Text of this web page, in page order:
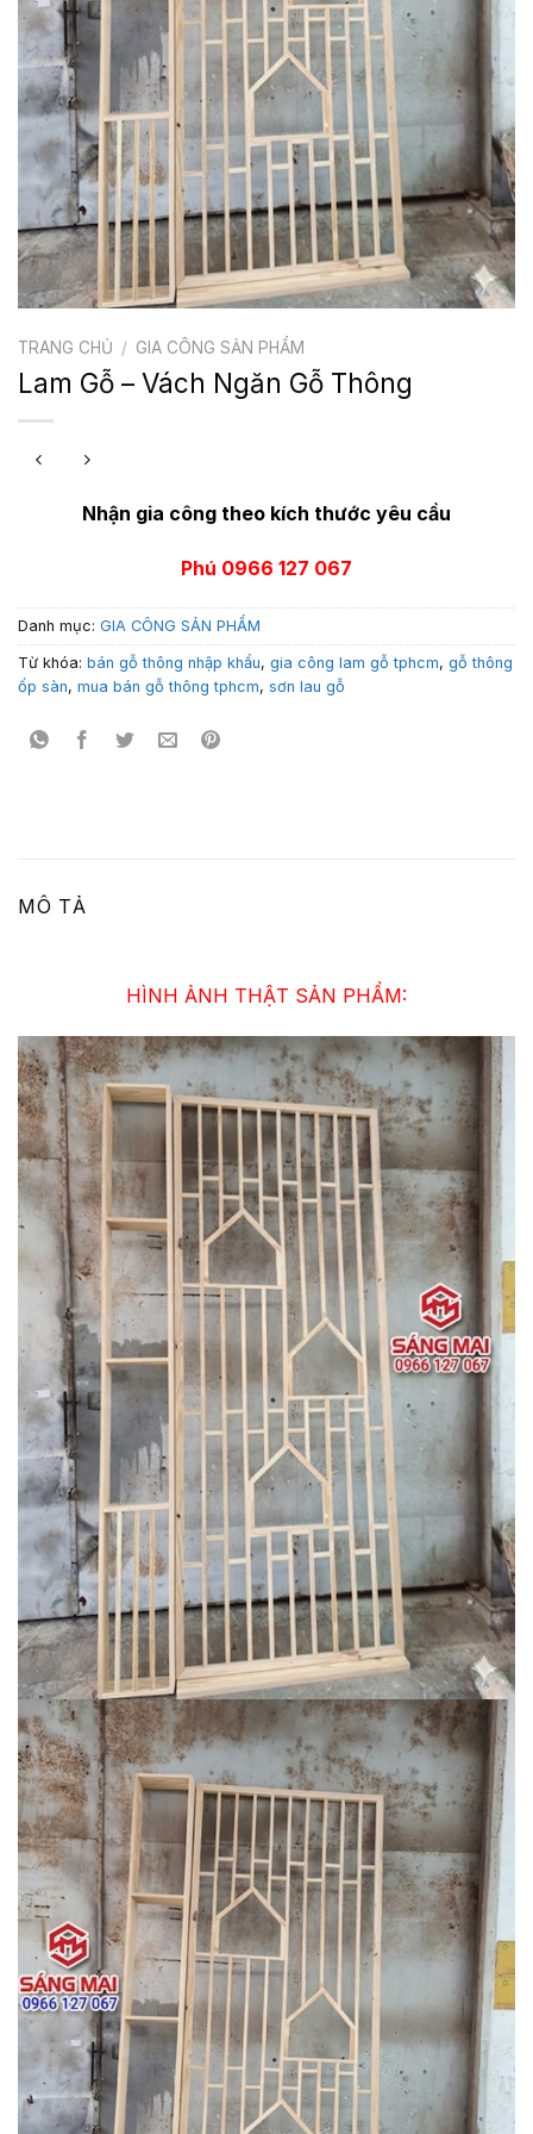
TRANG CHỦ / GIA CÔNG SẢN PHẨM
Lam Gỗ – Vách Ngăn Gỗ Thông
Nhận gia công theo kích thước yêu cầu
Phú 0966 127 067
Danh mục: GIA CÔNG SẢN PHẨM
Từ khóa: bán gỗ thông nhập khẩu, gia công lam gỗ tphcm, gỗ thông
ốp sàn, mua bán gỗ thông tphcm, sơn lau gỗ
MÔ TẢ
HÌNH ẢNH THẬT SẢN PHẨM: